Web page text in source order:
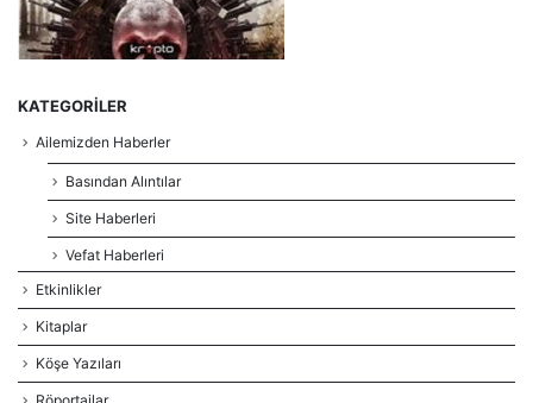
KATEGORILER
Ailemizden Haberler
Basından Alıntılar
Site Haberleri
Vefat Haberleri
Etkinlikler
Kitaplar
Köşe Yazıları